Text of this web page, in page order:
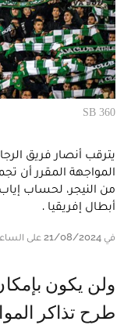
SB 360
يترقب أنصار فريق
المواجهة المقرر أن
من النيجر، لحساب
أبطال إفريقيا .
في 21/08/2024 على الساعة 10:00
ولن يكون بإمكان مسؤولي الرجاء الرياضي
طرح تذاكر